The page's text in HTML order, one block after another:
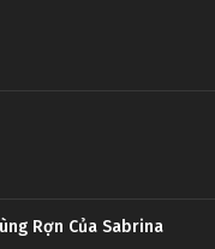
Rợn Của Sabrina